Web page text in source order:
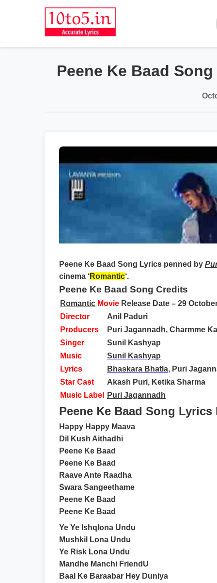
Peene Ke Baad
Peene Ke Baad Song Lyrics penned by
cinema ‘Romantic‘.
Peene Ke Baad Song Credits
Romantic Movie Release Date – 29
Director
Anil Paduri
Producers
Puri Jagannadh, Charmme
Singer
Sunil Kashyap
Music
Sunil Kashyap
Lyrics
Bhaskara Bhatla, Puri
Star Cast
Akash Puri, Ketika Sharma
Music Label
Puri Jagannadh
Peene Ke Baad Song
Happy Happy Maava
Dil Kush Aithadhi
Peene Ke Baad
Peene Ke Baad
Raave Ante Raadha
Swara Sangeethame
Peene Ke Baad
Peene Ke Baad
Ye Ye Ishqlona Undu
Mushkil Lona Undu
Ye Risk Lona Undu
Mandhe Manchi FriendU
Baal Ke Baraabar Hey Duniya